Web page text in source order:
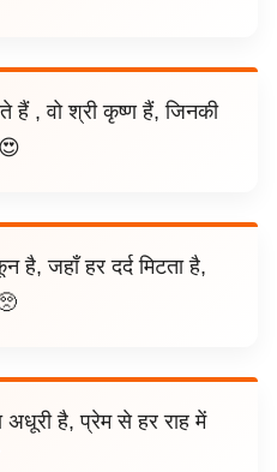
हैं , वो श्री कृष्ण हैं, जिनकी
😍
है, जहाँ हर दर्द मिटता है,
अधूरी है, प्रेम से हर राह में